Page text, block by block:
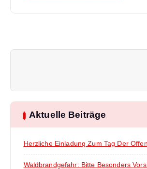
g
s
-
N
Aktuelle Beiträge
Herzliche Einladung Zum Tag Der
Waldbrandgefahr: Bitte Besonders